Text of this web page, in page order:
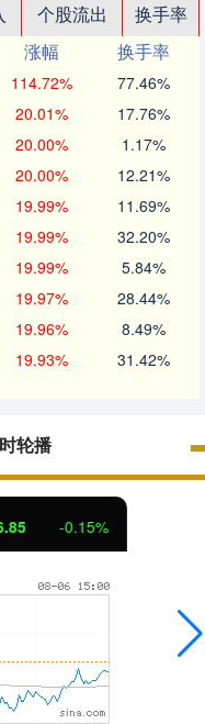
个股流出
换手率
涨幅
换手率
114.72% 77.46%
20.01% 17.76%
20.00% 1.17%
20.00% 12.21%
19.99% 11.69%
19.99% 32.20%
19.99% 5.84%
19.97% 28.44%
19.96% 8.49%
19.93% 31.42%
轮播
3.42 0.30%